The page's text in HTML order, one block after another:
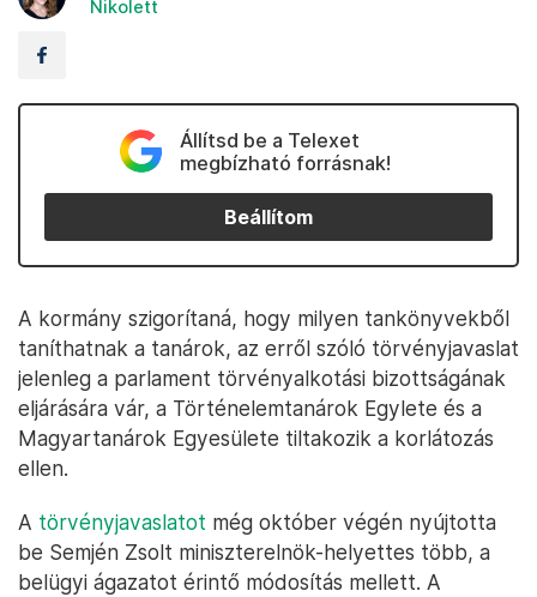
Nikolett
Állítsd be a Telexet
megbízható forrásnak!
Beállítom
A kormány szigorítaná, hogy milyen tankönyvekből
taníthatnak a tanárok, az erről szóló törvényjavaslat
jelenleg a parlament törvényalkotási bizottságának
eljárására vár, a Történelemtanárok Egylete és a
Magyartanárok Egyesülete tiltakozik a korlátozás
ellen.
A törvényjavaslatot még október végén nyújtotta
be Semjén Zsolt miniszterelnök-helyettes több, a
belügyi ágazatot érintő módosítás mellett. A